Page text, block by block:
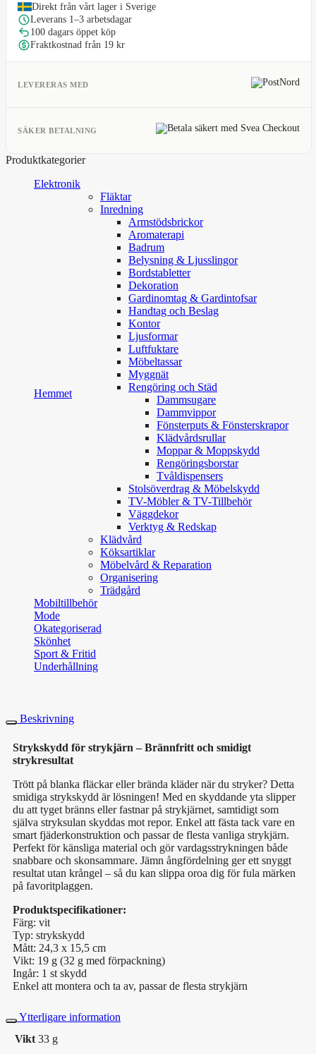
Direkt från vårt lager i Sverige
Leverans 1–3 arbetsdagar
100 dagars öppet köp
Fraktkostnad från 19 kr
LEVERERAS MED
SÄKER BETALNING
Produktkategorier
Elektronik
Hemmet
Fläktar
Inredning
Armstödsbrickor
Aromaterapi
Badrum
Belysning & Ljusslingor
Bordstabletter
Dekoration
Gardinomtag & Gardintofsar
Handtag och Beslag
Kontor
Ljusformar
Luftfuktare
Möbeltassar
Myggnät
Rengöring och Städ
Dammsugare
Dammvippor
Fönsterputs & Fönsterskrapor
Klädvårdsrullar
Moppar & Moppskydd
Rengöringsborstar
Tvåldispensers
Stolsöverdrag & Möbelskydd
TV-Möbler & TV-Tillbehör
Väggdekor
Verktyg & Redskap
Klädvård
Köksartiklar
Möbelvård & Reparation
Organisering
Trädgård
Mobiltillbehör
Mode
Okategoriserad
Skönhet
Sport & Fritid
Underhållning
Beskrivning
Strykskydd för strykjärn – Brännfritt och smidigt
strykresultat
Trött på blanka fläckar eller brända kläder när du stryker? Detta
smidiga strykskydd är lösningen! Med en skyddande yta slipper
du att tyget bränns eller fastnar på strykjärnet, samtidigt som
själva stryksulan skyddas mot repor. Enkel att fästa tack vare en
smart fjäderkonstruktion och passar de flesta vanliga strykjärn.
Perfekt för känsliga material och gör vardagsstrykningen både
snabbare och skonsammare. Jämn ångfördelning ger ett snyggt
resultat utan krångel – så du kan slippa oroa dig för fula märken
på favoritplaggen.
Produktspecifikationer:
Färg: vit
Typ: strykskydd
Mått: 24,3 x 15,5 cm
Vikt: 19 g (32 g med förpackning)
Ingår: 1 st skydd
Enkel att montera och ta av, passar de flesta strykjärn
Ytterligare information
Vikt 33 g